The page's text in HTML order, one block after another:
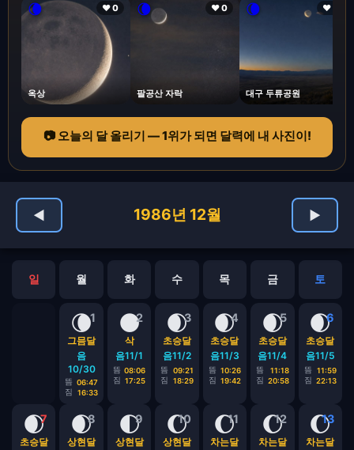
🌘 ❤ 0
옥상
🌘 ❤ 0
팔공산 자락
🌘 ❤ 1
대구 두류공원
📷 오늘의 달 올리기 — 1위가 되면 달력에 내 사진이!
◀ 1986년 12월 ▶
일 월 화 수 목 금 토
1
🌘
그믐달
음
10/30
뜸 06:47
짐
16:33
2
🌑
삭
음11/1
뜸 08:06
짐 17:25
3
🌒
초승달
음11/2
뜸
09:21
짐
18:29
4
🌒
초승달
음11/3
뜸 10:26
짐 19:42
5
🌒
초승달
음11/4
뜸
11:18
짐 20:58
6
🌒
초승달
음11/5
뜸
11:59
짐 22:13
7
🌒
초승달
8
🌒
상현달
9
🌓
상현달
10
🌔
상현달
11
🌔
차는달
12
🌔
차는달
13
🌔
차는달